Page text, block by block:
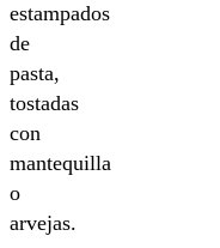
estampados
de
pasta,
tostadas
con
mantequilla
o
arvejas.